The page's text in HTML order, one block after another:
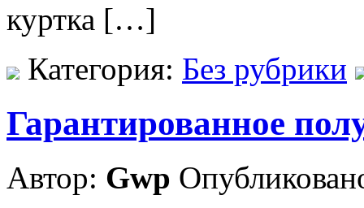
куртка […]
Категория: Без рубрики
Гарантированное
Автор: Gwp